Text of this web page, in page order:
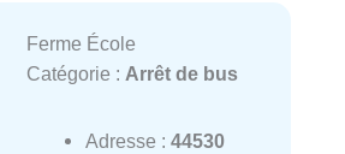
Ferme École
Catégorie : Arrêt de bus
Adresse : 44530